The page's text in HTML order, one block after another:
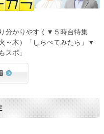
分かりやすく▼５時台特集
～木）「しらべてみたら」▼
スポ」